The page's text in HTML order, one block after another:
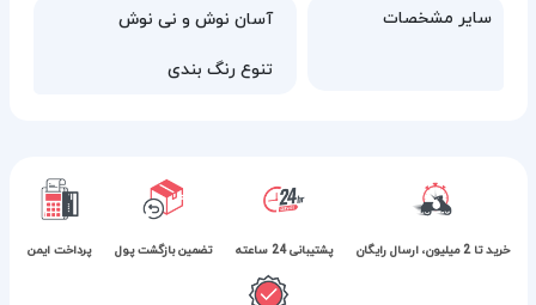
سایر مشخصات
آسان نوش و نی نوش
تنوع رنگ بندی
خرید تا 2 میلیون، ارسال رایگان پشتیبانی 24 ساعته تضمین بازگشت پول پرداخت ایمن